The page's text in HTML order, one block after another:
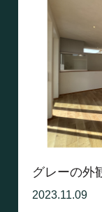
グレーの外
2023.11.09